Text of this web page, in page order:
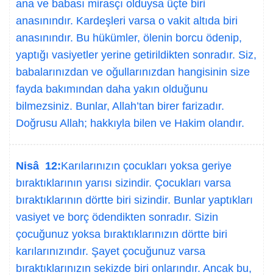
ana ve babası mirasçı olduysa üçte biri
anasınındır. Kardeşleri varsa o vakit altıda biri
anasınındır. Bu hükümler, ölenin borcu ödenip,
yaptığı vasiyetler yerine getirildikten sonradır. Siz,
babalarınızdan ve oğullarınızdan hangisinin size
fayda bakımından daha yakın olduğunu
bilmezsiniz. Bunlar, Allah’tan birer farizadır.
Doğrusu Allah; hakkıyla bilen ve Hakim olandır.
Nisâ 12:Karılarınızın çocukları yoksa geriye
bıraktıklarının yarısı sizindir. Çocukları varsa
bıraktıklarının dörtte biri sizindir. Bunlar yaptıkları
vasiyet ve borç ödendikten sonradır. Sizin
çocuğunuz yoksa bıraktıklarınızın dörtte biri
karılarınızındır. Şayet çocuğunuz varsa
bıraktıklarınızın sekizde biri onlarındır. Ancak bu,